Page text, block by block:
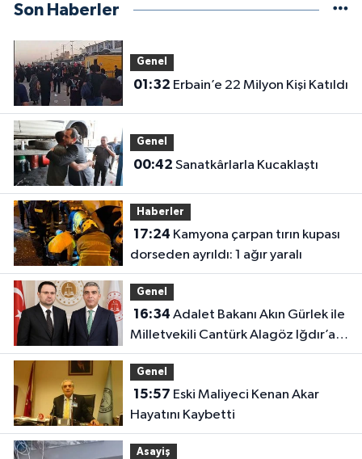
Son Haberler
Genel
01:32 Erbain’e 22 Milyon Kişi Katıldı
Genel
00:42 Sanatkârlarla Kucaklaştı
Haberler
17:24
dorseden ayrıldı: 1 ağır yaralı
Genel
16:34
Milletvekili Cantürk Alagöz Iğdır’a
Geliyor
Genel
15:57
Hayatını Kaybetti
Asayiş